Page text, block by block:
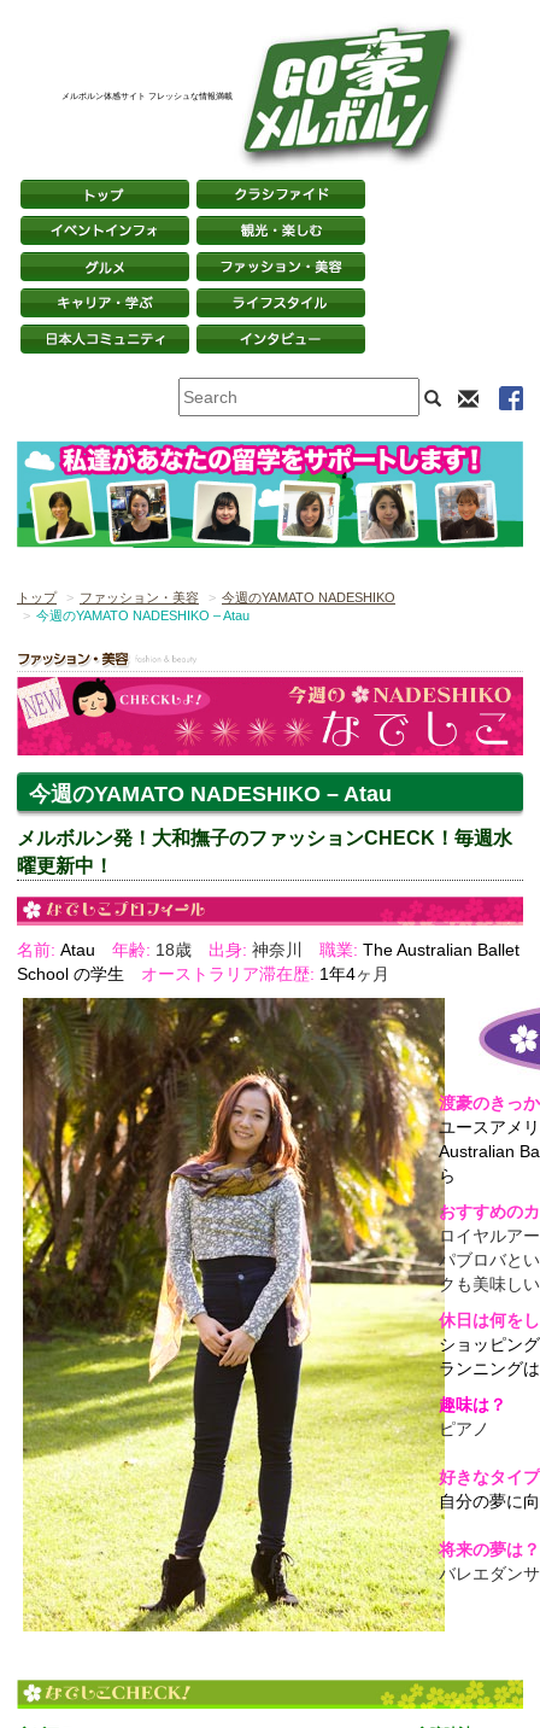
メルボルン体感サイト フレッシュな情報満載
トップ ファッション・美容
今週のYAMATO NADESHIKO
今週のYAMATO NADESHIKO – Atau
今週のYAMATO NADESHIKO – Atau
メルボルン発！大和撫子のファッションCHECK！毎週水
曜更新中！
名前: Atau 年齢: 18歳 出身: 神奈川 職業: The Australian Ballet
School の学生 オーストラリア滞在歴: 1年4ヶ月
渡豪のきっ
ユースアメ
Australian
ら
おすすめの
ロイヤルア
パブロバと
クも美味し
休日は何を
ショッピン
ランニング
趣味は？
ピアノ
好きなタイ
自分の夢に
将来の夢は？
バレエダン